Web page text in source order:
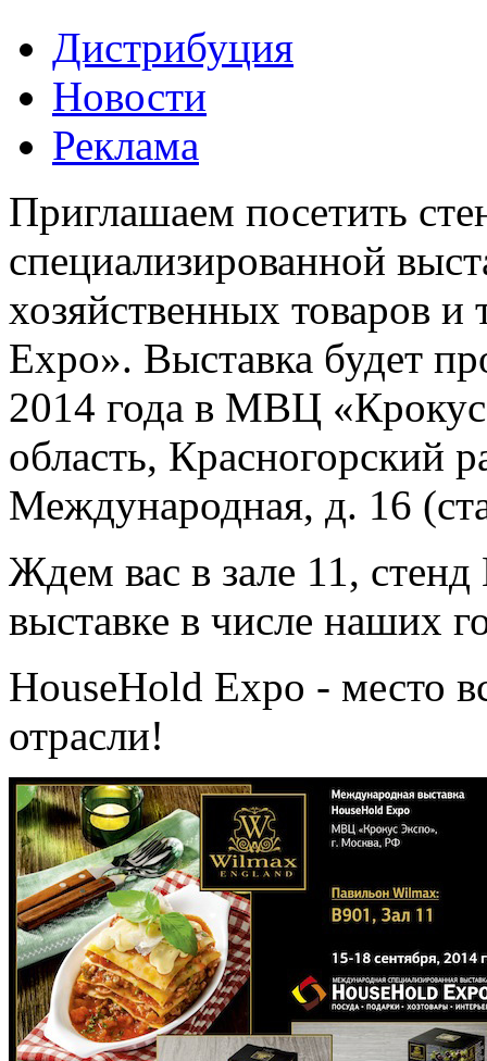
Дистрибуция
Новости
Реклама
Приглашаем посетить
специализированной
хозяйственных товаров
Expo». Выставка будет
2014 года в МВЦ
область, Красногорский
Международная, д. 16
Ждем вас в зале 11,
выставке в числе наших
HouseHold Expo - место
отрасли!